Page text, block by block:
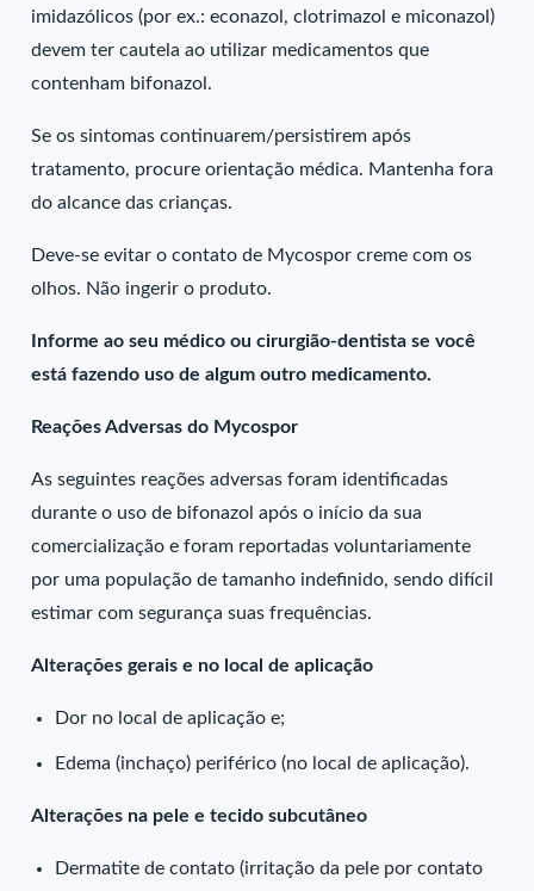
imidazólicos (por ex.: econazol, clotrimazol e miconazol)
devem ter cautela ao utilizar medicamentos que
contenham bifonazol.
Se os sintomas continuarem/persistirem após
tratamento, procure orientação médica. Mantenha fora
do alcance das crianças.
Deve-se evitar o contato de Mycospor creme com os
olhos. Não ingerir o produto.
Informe ao seu médico ou cirurgião-dentista se você
está fazendo uso de algum outro medicamento.
Reações Adversas do Mycospor
As seguintes reações adversas foram identificadas
durante o uso de bifonazol após o início da sua
comercialização e foram reportadas voluntariamente
por uma população de tamanho indefinido, sendo difícil
estimar com segurança suas frequências.
Alterações gerais e no local de aplicação
Dor no local de aplicação e;
Edema (inchaço) periférico (no local de aplicação).
Alterações na pele e tecido subcutâneo
Dermatite de contato (irritação da pele por contato